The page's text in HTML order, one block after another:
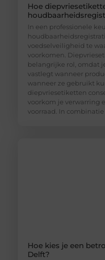
Hoe
In een professionele
voedselveiligheid te
voorkomen.
belangrijke rol, omdat
vastlegt wanneer
wanneer ze gebruikt
diepvriesetiketten
voorkom je verwarring
voorraad. In
Hoe kies je een
Delft?